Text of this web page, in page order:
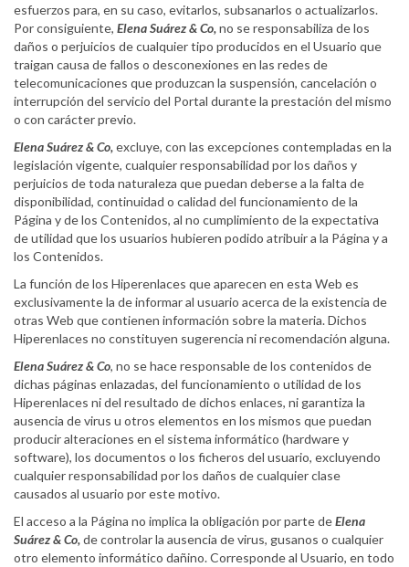
esfuerzos para, en su caso, evitarlos, subsanarlos o actualizarlos.
Por consiguiente, Elena Suárez & Co,no se responsabiliza de los
daños o perjuicios de cualquier tipo producidos en el Usuario que
traigan causa de fallos o desconexiones en las redes de
telecomunicaciones que produzcan la suspensión, cancelación o
interrupción del servicio del Portal durante la prestación del mismo
o con carácter previo.
Elena Suárez & Co,excluye, con las excepciones contempladas en la
legislación vigente, cualquier responsabilidad por los daños y
perjuicios de toda naturaleza que puedan deberse a la falta de
disponibilidad, continuidad o calidad del funcionamiento de la
Página y de los Contenidos, al no cumplimiento de la expectativa
de utilidad que los usuarios hubieren podido atribuir a la Página y a
los Contenidos.
La función de los Hiperenlaces que aparecen en esta Web es
exclusivamente la de informar al usuario acerca de la existencia de
otras Web que contienen información sobre la materia. Dichos
Hiperenlaces no constituyen sugerencia ni recomendación alguna.
Elena Suárez & Co, no se hace responsable de los contenidos de
dichas páginas enlazadas, del funcionamiento o utilidad de los
Hiperenlaces ni del resultado de dichos enlaces, ni garantiza la
ausencia de virus u otros elementos en los mismos que puedan
producir alteraciones en el sistema informático (hardware y
software), los documentos o los ficheros del usuario, excluyendo
cualquier responsabilidad por los daños de cualquier clase
causados al usuario por este motivo.
El acceso a la Página no implica la obligación por parte deElena
Suárez & Co,de controlar la ausencia de virus, gusanos o cualquier
otro elemento informático dañino. Corresponde al Usuario, en todo